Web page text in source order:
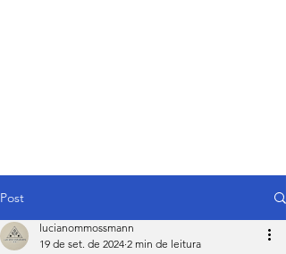
Post
lucianommossmann
19 de set. de 2024 2 min de leitura